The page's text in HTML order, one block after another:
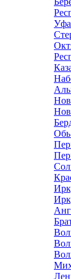
Уфа
Обь